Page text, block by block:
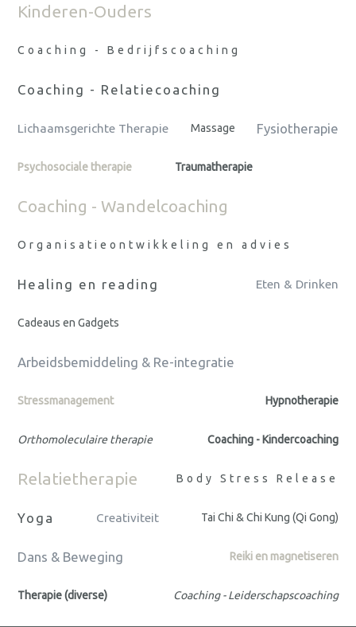
Kinderen-Ouders
Coaching - Bedrijfscoaching
Coaching - Relatiecoaching
Lichaamsgerichte Therapie Massage Fysiotherapie
Psychosociale therapie Traumatherapie
Coaching - Wandelcoaching
Organisatieontwikkeling en advies
Healing en reading Eten & Drinken
Cadeaus en Gadgets
Arbeidsbemiddeling & Re-integratie
Stressmanagement Hypnotherapie
Orthomoleculaire therapie Coaching - Kindercoaching
Relatietherapie Body Stress Release
Yoga Creativiteit Tai Chi & Chi Kung (Qi Gong)
Dans & Beweging Reiki en magnetiseren
Therapie (diverse) Coaching - Leiderschapscoaching